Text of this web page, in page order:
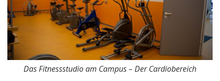
Das Fitnessstudio am Campus – Der Cardiobereich